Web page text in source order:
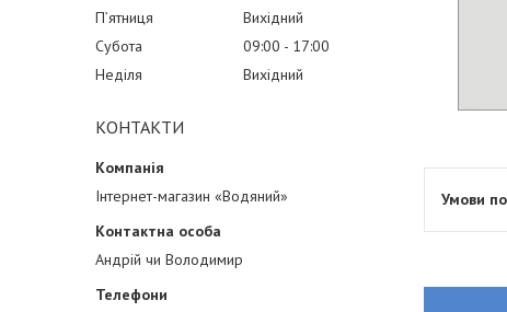
Пʼятниця
Вихідний
Субота
09:00
17:00
Неділя
Вихідний
КОНТАКТИ
Інтернет-магазин «Водяний»
Андрій чи Володимир